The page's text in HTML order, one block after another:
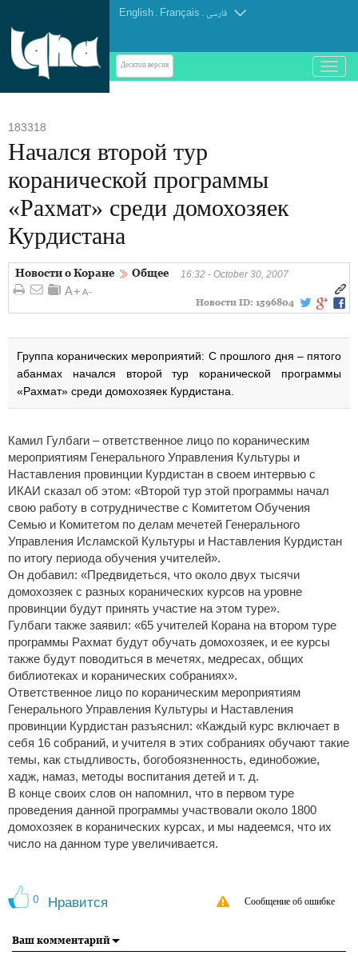
English . Français . فارسی
Десктоп-версия
باز
و
183318
Начался второй тур
коранической программы
«Рахмат» среди домохозяек
Курдистана
Новости о Коране Общее 16:32 - October 30, 2007
Новости ID: 1596804
Группа коранических мероприятий: С прошлого дня – пятого
абанмах начался второй тур коранической программы
«Рахмат» среди домохозяек Курдистана.
Камил Гулбаги – ответственное лицо по кораническим
мероприятиям Генерального Управления Культуры и
Наставления провинции Курдистан в своем интервью с
ИКАИ сказал об этом: «Второй тур этой программы начал
свою работу в сотрудничестве с Комитетом Обучения
Семью и Комитетом по делам мечетей Генерального
Управления Исламской Культуры и Наставления Курдистан
по итогу периода обучения учителей».
Он добавил: «Предвидеться, что около двух тысячи
домохозяек с разных коранических курсов на уровне
провинции будут принять участие на этом туре».
Гулбаги также заявил: «65 учителей Корана на втором туре
программы Рахмат будут обучать домохозяек, и ее курсы
также будут поводиться в мечетях, медресах, общих
библиотеках и коранических собраниях».
Ответственное лицо по кораническим мероприятиям
Генерального Управления Культуры и Наставления
провинции Курдистан разъяснил: «Каждый курс включает в
себя 16 собраний, и учителя в этих собраниях обучают такие
темы, как стыдливость, богобоязненность, единобожие,
хадж, намаз, методы воспитания детей и т. д.
В конце своих слов он напомнил, что в первом туре
проведения данной программы участвовали около 1800
домохозяек в коранических курсах, и мы надеемся, что их
число на данном туре увеличивается.
0 Нравится Сообщение об ошибке
Ваш комментарий